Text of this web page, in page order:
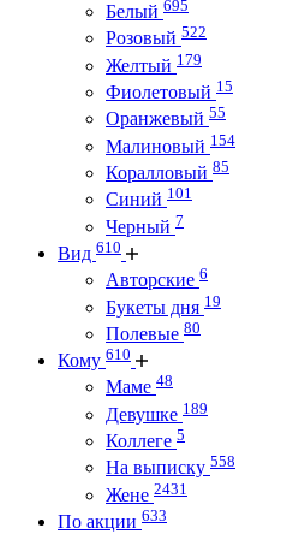
Белый 695
Розовый 522
Желтый 179
Фиолетовый 15
Оранжевый 55
Малиновый 154
Коралловый 85
Синий 101
Черный 7
Вид 610
Авторские 6
Букеты дня 19
Полевые 80
Кому 610
Маме 48
Девушке 189
Коллеге 5
На выписку 558
Жене 2431
По акции 633